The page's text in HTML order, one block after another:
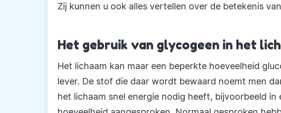
Zij kunnen u ook alles vertellen over de betekenis
Het gebruik van glycogeen in het
Het lichaam kan maar een beperkte hoeveelheid
lever. De stof die daar wordt bewaard noemt men
het lichaam snel energie nodig heeft, bijvoorbeeld